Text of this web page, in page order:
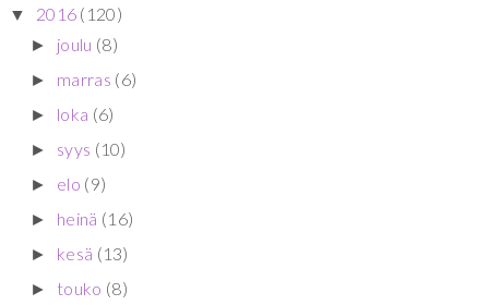
▼ 2016 (120)
► joulu (8)
► marras (6)
► loka (6)
► syys (10)
► elo (9)
► heinä (16)
► kesä (13)
► touko (8)